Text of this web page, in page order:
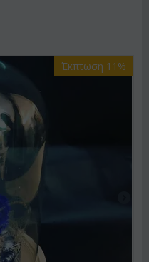
Έκπτωση 11%